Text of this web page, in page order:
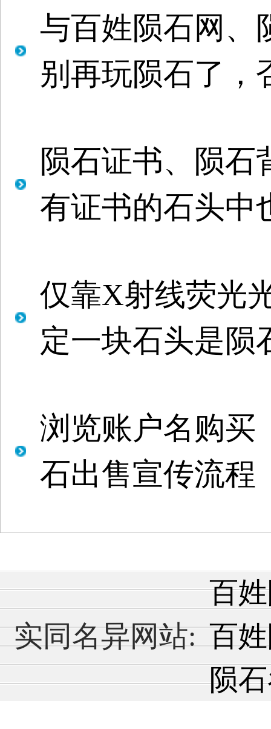
与百姓陨石网、
别再玩陨石了，
陨石证书、陨石
有证书的石头中
仅靠X射线荧光
定一块石头是陨
浏览账户名购
石出售宣传流程
实同名异网站:
百姓
百
陨